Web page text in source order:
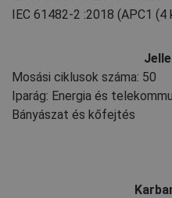
IEC 61482-2 :2018 (APC1 (4
Mosási ciklusok száma: 50
Iparág: Energia és
Bányászat és kőfejtés